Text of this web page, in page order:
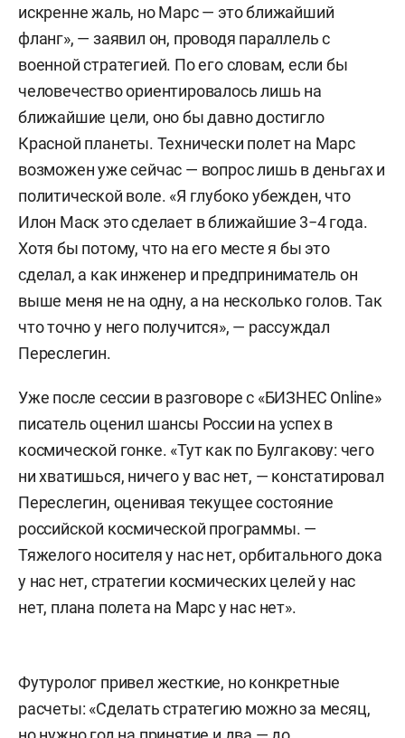
искренне жаль, но Марс — это ближайший
фланг», — заявил он, проводя параллель с
военной стратегией. По его словам, если бы
человечество ориентировалось лишь на
ближайшие цели, оно бы давно достигло
Красной планеты. Технически полет на Марс
возможен уже сейчас — вопрос лишь в деньгах и
политической воле. «Я глубоко убежден, что
Илон Маск это сделает в ближайшие 3−4 года.
Хотя бы потому, что на его месте я бы это
сделал, а как инженер и предприниматель он
выше меня не на одну, а на несколько голов. Так
что точно у него получится», — рассуждал
Переслегин.
Уже после сессии в разговоре с «БИЗНЕС Online»
писатель оценил шансы России на успех в
космической гонке. «Тут как по Булгакову: чего
ни хватишься, ничего у вас нет, — констатировал
Переслегин, оценивая текущее состояние
российской космической программы. —
Тяжелого носителя у нас нет, орбитального дока
у нас нет, стратегии космических целей у нас
нет, плана полета на Марс у нас нет».
Футуролог привел жесткие, но конкретные
расчеты: «Сделать стратегию можно за месяц,